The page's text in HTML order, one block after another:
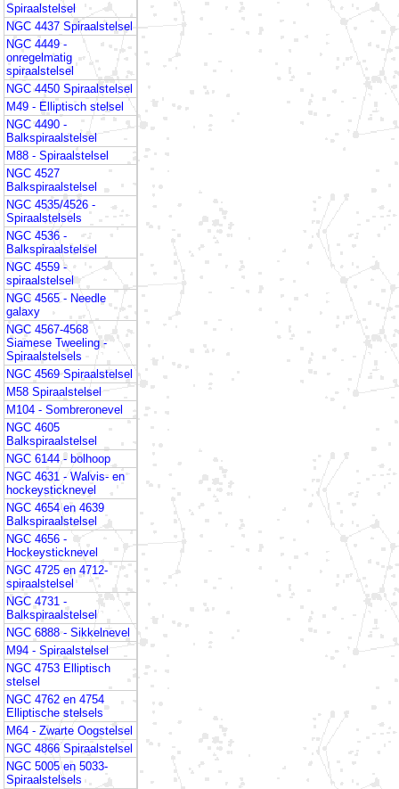
Spiraalstelsel
NGC 4437 Spiraalstelsel
NGC 4449 -
onregelmatig
spiraalstelsel
NGC 4450 Spiraalstelsel
M49 - Elliptisch stelsel
NGC 4490 -
Balkspiraalstelsel
M88 - Spiraalstelsel
NGC 4527
Balkspiraalstelsel
NGC 4535/4526 -
Spiraalstelsels
NGC 4536 -
Balkspiraalstelsel
NGC 4559 -
spiraalstelsel
NGC 4565 - Needle
galaxy
NGC 4567-4568
Siamese Tweeling -
Spiraalstelsels
NGC 4569 Spiraalstelsel
M58 Spiraalstelsel
M104 - Sombreronevel
NGC 4605
Balkspiraalstelsel
NGC 6144 - bolhoop
NGC 4631 - Walvis- en
hockeysticknevel
NGC 4654 en 4639
Balkspiraalstelsel
NGC 4656 -
Hockeysticknevel
NGC 4725 en 4712-
spiraalstelsel
NGC 4731 -
Balkspiraalstelsel
NGC 6888 - Sikkelnevel
M94 - Spiraalstelsel
NGC 4753 Elliptisch
stelsel
NGC 4762 en 4754
Elliptische stelsels
M64 - Zwarte Oogstelsel
NGC 4866 Spiraalstelsel
NGC 5005 en 5033-
Spiraalstelsels